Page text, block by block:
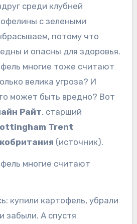
среди клубней
с зелеными
потому что
и опасны для здоровья.
многие тоже считают
велика угроза? И
может быть вредно? Вот
Райт, старший
Trent
(источник).
многие считают
купили картофель, убрали
забыли. А спустя